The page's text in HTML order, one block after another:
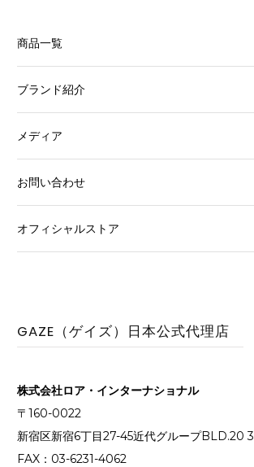
商品一覧
ブランド紹介
メディア
お問い合わせ
オフィシャルストア
GAZE（ゲイズ）日本公式代理店
株式会社ロア・インターナショナル
〒160-0022
新宿区新宿6丁目27-45近代グループBLD.20
FAX：03-6231-4062